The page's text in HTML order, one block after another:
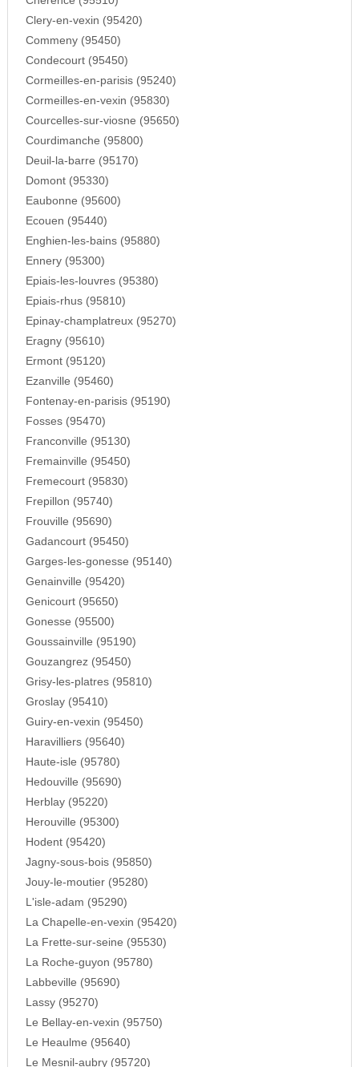
Clery-en-vexin (95420)
Commeny (95450)
Condecourt (95450)
Cormeilles-en-parisis (95240)
Cormeilles-en-vexin (95830)
Courcelles-sur-viosne (95650)
Courdimanche (95800)
Deuil-la-barre (95170)
Domont (95330)
Eaubonne (95600)
Ecouen (95440)
Enghien-les-bains (95880)
Ennery (95300)
Epiais-les-louvres (95380)
Epiais-rhus (95810)
Epinay-champlatreux (95270)
Eragny (95610)
Ermont (95120)
Ezanville (95460)
Fontenay-en-parisis (95190)
Fosses (95470)
Franconville (95130)
Fremainville (95450)
Fremecourt (95830)
Frepillon (95740)
Frouville (95690)
Gadancourt (95450)
Garges-les-gonesse (95140)
Genainville (95420)
Genicourt (95650)
Gonesse (95500)
Goussainville (95190)
Gouzangrez (95450)
Grisy-les-platres (95810)
Groslay (95410)
Guiry-en-vexin (95450)
Haravilliers (95640)
Haute-isle (95780)
Hedouville (95690)
Herblay (95220)
Herouville (95300)
Hodent (95420)
Jagny-sous-bois (95850)
Jouy-le-moutier (95280)
L'isle-adam (95290)
La Chapelle-en-vexin (95420)
La Frette-sur-seine (95530)
La Roche-guyon (95780)
Labbeville (95690)
Lassy (95270)
Le Bellay-en-vexin (95750)
Le Heaulme (95640)
Le Mesnil-aubry (95720)